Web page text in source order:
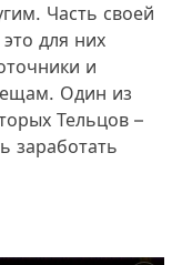
Часть своей
для них
и
Один из
Тельцов –
заработать